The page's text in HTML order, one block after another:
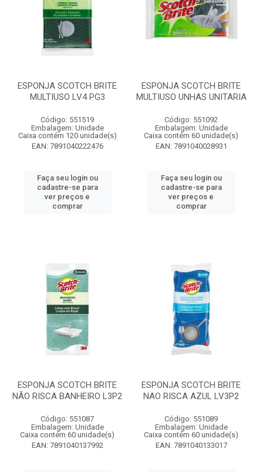
ESPONJA SCOTCH BRITE
MULTIUSO LV4 PG3
Código: 551519
Embalagem: Unidade
Caixa contém 120 unidade(s)
EAN: 7891040222476
Faça seu login ou
cadastre-se para
ver preços e
comprar
ESPONJA SCOTCH BRITE
MULTIUSO UNHAS UNITARIA
Código: 551092
Embalagem: Unidade
Caixa contém 60 unidade(s)
EAN: 7891040028931
Faça seu login ou
cadastre-se para
ver preços e
comprar
ESPONJA SCOTCH BRITE
NÃO RISCA BANHEIRO L3P2
Código: 551087
Embalagem: Unidade
Caixa contém 60 unidade(s)
EAN: 7891040137992
ESPONJA SCOTCH BRITE
NAO RISCA AZUL LV3P2
Código: 551089
Embalagem: Unidade
Caixa contém 60 unidade(s)
EAN: 7891040133017